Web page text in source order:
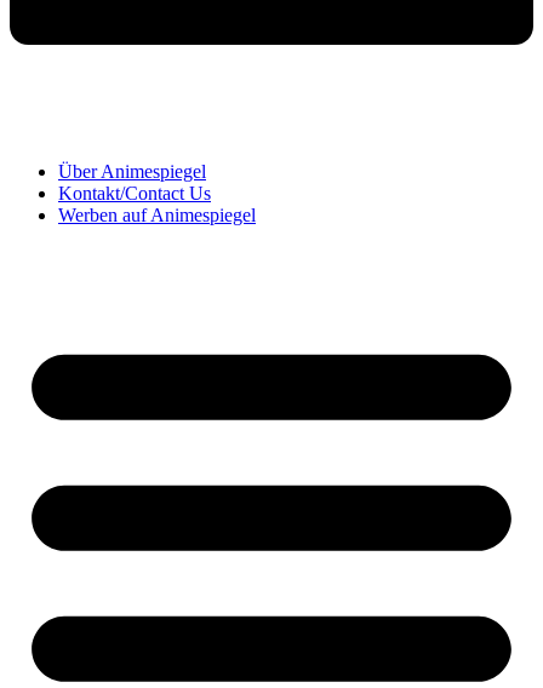
Über Animespiegel
Kontakt/Contact Us
Werben auf Animespiegel